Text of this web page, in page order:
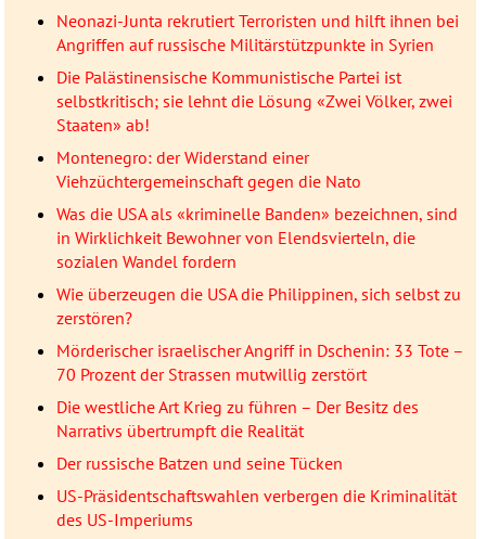
Neonazi-Junta rekrutiert Terroristen und hilft ihnen bei
Angriffen auf russische Militärstützpunkte in Syrien
Die Palästinensische Kommunistische Partei ist
selbstkritisch; sie lehnt die Lösung «Zwei Völker, zwei
Staaten» ab!
Montenegro: der Widerstand einer
Viehzüchtergemeinschaft gegen die Nato
Was die USA als «kriminelle Banden» bezeichnen, sind
in Wirklichkeit Bewohner von Elendsvierteln, die
sozialen Wandel fordern
Wie überzeugen die USA die Philippinen, sich selbst zu
zerstören?
Mörderischer israelischer Angriff in Dschenin: 33 Tote –
70 Prozent der Strassen mutwillig zerstört
Die westliche Art Krieg zu führen – Der Besitz des
Narrativs übertrumpft die Realität
Der russische Batzen und seine Tücken
US-Präsidentschaftswahlen verbergen die Kriminalität
des US-Imperiums